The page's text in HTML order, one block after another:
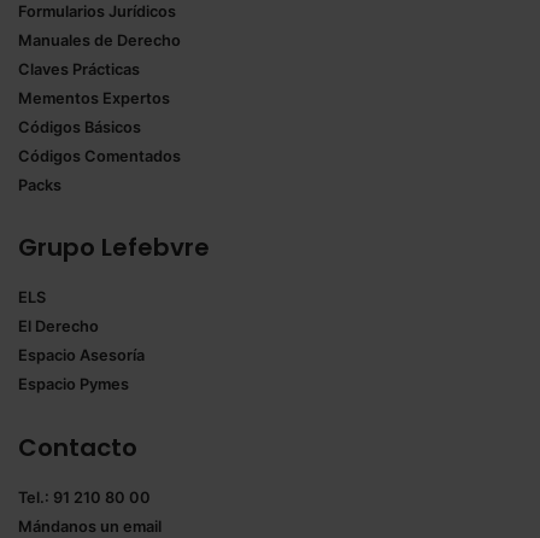
Formularios Jurídicos
Manuales de Derecho
Claves Prácticas
Mementos Expertos
Códigos Básicos
Códigos Comentados
Packs
Grupo Lefebvre
ELS
El Derecho
Espacio Asesoría
Espacio Pymes
Contacto
Tel.: 91 210 80 00
Mándanos un email